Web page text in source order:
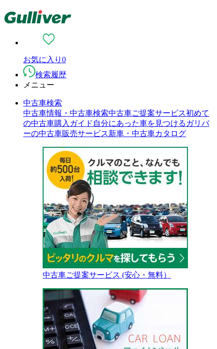
お気に入り 0
検索履歴
メニュー
中古車検索
中古車情報・中古車検索中古車ご提案サービス初めて
の中古車購入ガイド 自分にあった車を見つける ガリバ
ーの中古車販売サービス新車・中古車カタログ
中古車ご提案サービス (安心・無料）